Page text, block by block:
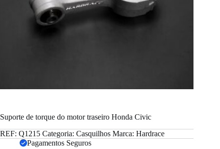
Suporte de torque do motor traseiro Honda Civic
REF: Q1215 Categoria: Casquilhos Marca: Hardrace
Pagamentos Seguros